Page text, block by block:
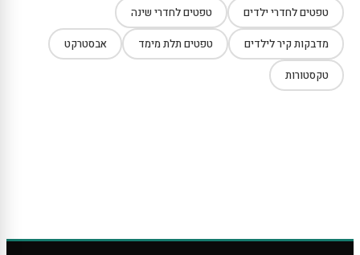
טפטים לחדרי ילדים טפטים לחדרי שינה
מדבקות קיר לילדים טפטים תלת מימד אבסטרקט
טקסטורות